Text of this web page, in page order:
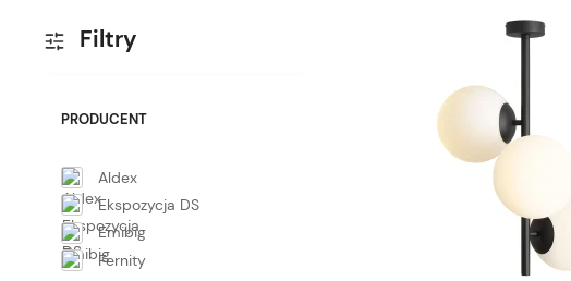
Filtry
PRODUCENT
Aldex
Ekspozycja DS
Emibig
Fernity